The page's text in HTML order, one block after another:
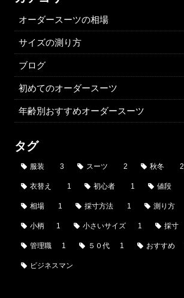
オーダースーツの相場
サイズの測り方
ブログ
初めてのオーダースーツ
年齢別おすすめオーダースーツ
タグ
服装 3 スーツ 2 秋冬 2
衣替え 1 初心者 1 値段
相場 1 採寸方法 1 測り方
小柄 1 小さいサイズ 1 採寸
管理職 1 ５０代 1 おすすめ
ビジネスマン